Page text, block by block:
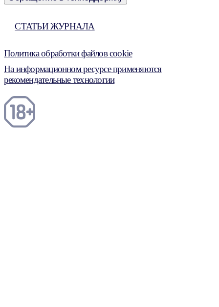
СТАТЬИ ЖУРНАЛА
Политика обработки файлов cookie
На информационном ресурсе применяются
рекомендательные технологии